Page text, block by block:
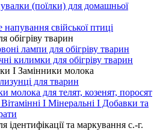
(поїлки) для домашньої
напування свійської птиці
обігріву тварин
лампи для обігріву тварин
килимки для обігріву тварин
І Замінники молока
для тварин
молока для телят, козенят, поросят
Вітамінні І Мінеральні І Добавки та
ідентифікації та маркування с.-г.